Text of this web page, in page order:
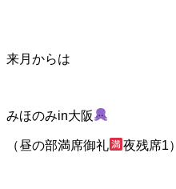
来月からは
みほのみin大阪
（昼の部満席御礼 夜残席1）